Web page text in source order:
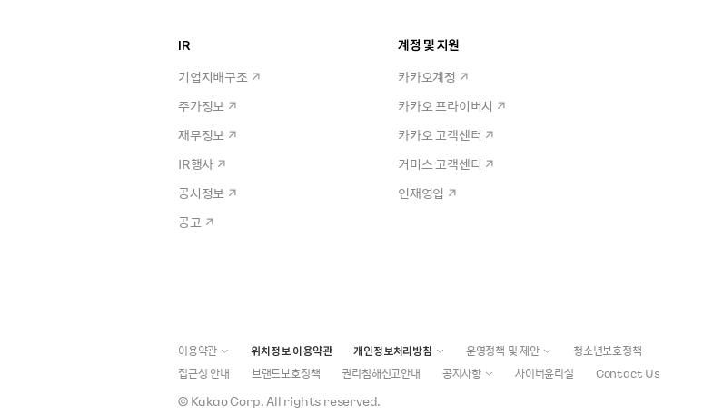
IR
기업지배구조
주가정보
재무정보
IR행사
공시정보
공고
계정 및 지원
카카오계정
카카오 프라이버시
카카오 고객센터
커머스 고객센터
인재영입
이용약관 위치정보 이용약관 개인정보처리방침 운영정책 및 제안
청소년보호정책
접근성 안내
브랜드보호정책 권리침해신고안내 공지사항 사이버윤리실 Contact Us
© Kakao Corp.All rights reserved.